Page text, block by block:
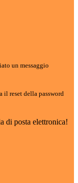
un messaggio
il reset della password
di posta elettronica!